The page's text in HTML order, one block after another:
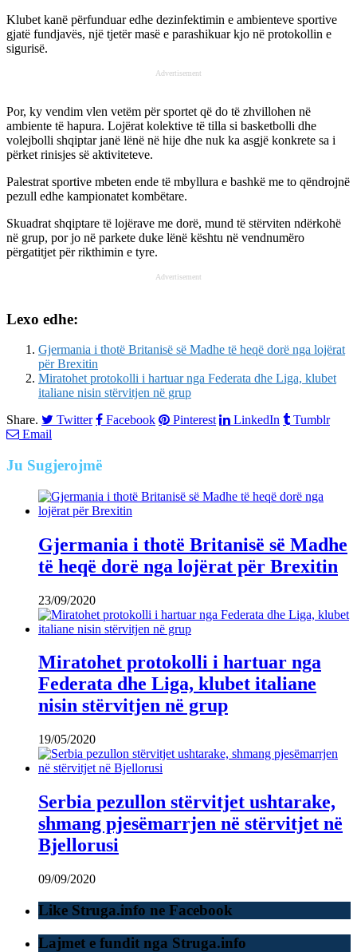
Klubet kanë përfunduar edhe dezinfektimin e ambienteve sportive
gjatë fundjavës, një tjetër masë e parashikuar kjo në protokollin e
sigurisë.
Advertisement
Por, ky vendim vlen vetëm për sportet që do të zhvillohen në
ambiente të hapura. Lojërat kolektive të tilla si basketbolli dhe
volejbolli shqiptar janë lënë në hije dhe nuk ka asgjë konkrete sa i
përket rinisjes së aktiviteteve.
Palestrat sportive mbeten ende të mbyllura e bashkë me to qëndrojnë
pezull edhe kampionatet kombëtare.
Skuadrat shqiptare të lojërave me dorë, mund të stërviten ndërkohë
në grup, por jo në parkete duke lënë kështu në vendnumëro
përgatitjet për rikthimin e tyre.
Advertisement
Lexo edhe:
Gjermania i thotë Britanisë së Madhe të heqë dorë nga lojërat
për Brexitin
Miratohet protokolli i hartuar nga Federata dhe Liga, klubet
italiane nisin stërvitjen në grup
Share.
Twitter Facebook Pinterest LinkedIn
Tumblr
Email
Ju Sugjerojmë
Gjermania i thotë Britanisë së Madhe
të heqë dorë nga lojërat për Brexitin
23/09/2020
Miratohet protokolli i hartuar nga
Federata dhe Liga, klubet italiane
nisin stërvitjen në grup
19/05/2020
Serbia pezullon stërvitjet ushtarake,
shmang pjesëmarrjen në stërvitjet në
Bjellorusi
09/09/2020
Like Struga.info ne Facebook
Lajmet e fundit nga Struga.info